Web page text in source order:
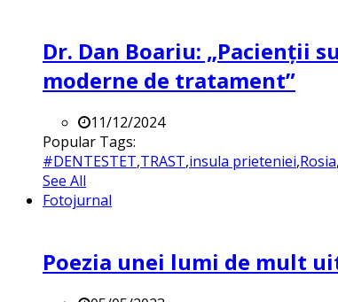
Dr. Dan Boariu: „Pacienții
moderne de tratament”
11/12/2024
Popular Tags:
#DENTESTET,TRAST,insula prieteniei,Rosia,
See All
Fotojurnal
Poezia unei lumi de mult